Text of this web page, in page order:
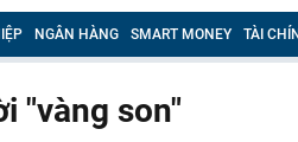
có camera giám sát, Trần Ngọc Hà SN
an trình báo
3 con giáp cần thận trọng nhất tháng 7
dịch vụ đóng giày dép ở Hội An: Pháp
NGÂN HÀNG SMART MONEY TÀI
"vàng son"